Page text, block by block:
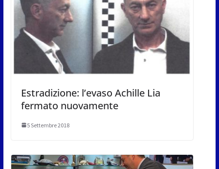
Estradizione: l’evaso Achille Lia
fermato nuovamente
5 Settembre 2018